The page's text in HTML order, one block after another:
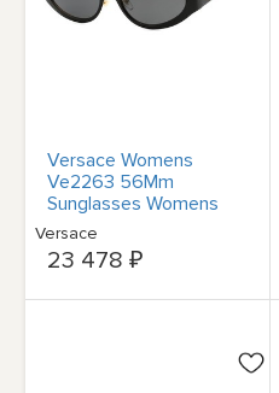
Versace Womens
Ve2263 56Mm
Sunglasses Womens
Black
Versace
23 478 ₽